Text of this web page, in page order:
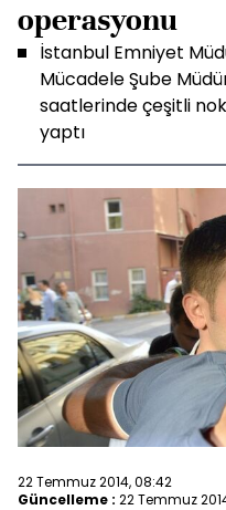
operasyonu
İstanbul Emniyet
Mücadele Şube
saatlerinde çeşitli
yaptı
22 Temmuz 2014, 08:42
Güncelleme : 22 Temmuz